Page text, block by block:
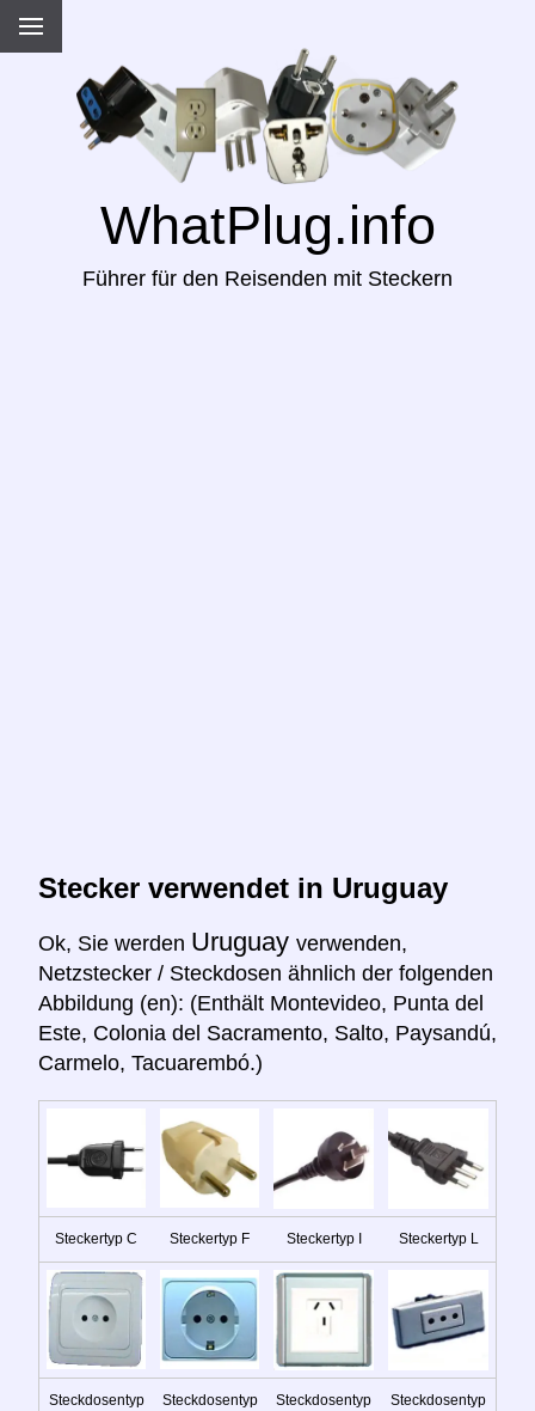
WhatPlug.info
Führer für den Reisenden mit Steckern
Stecker verwendet in Uruguay
Ok, Sie werden Uruguay verwenden,
Netzstecker / Steckdosen ähnlich der folgenden
Abbildung (en): (Enthält Montevideo, Punta del
Este, Colonia del Sacramento, Salto, Paysandú,
Carmelo, Tacuarembó.)
Steckertyp C Steckertyp F Steckertyp I Steckertyp L
Steckdosentyp
Steckdosentyp
Steckdosentyp
Steckdosentyp